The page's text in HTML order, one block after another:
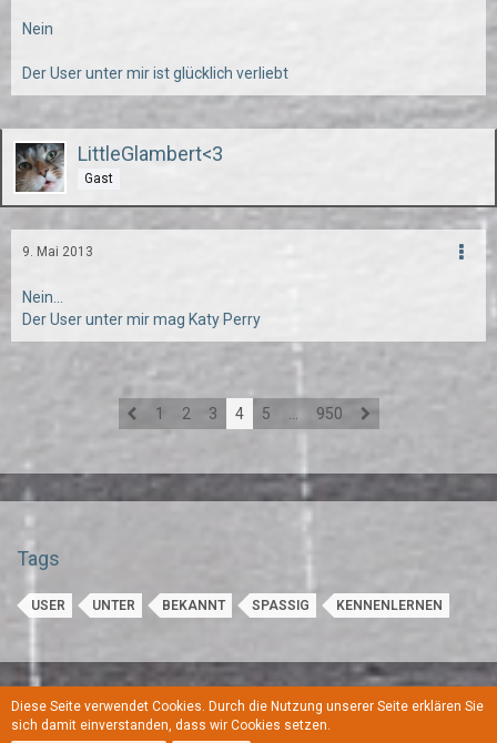
Nein
Der User unter mir ist glücklich verliebt
LittleGlambert<3
Gast
9. Mai 2013
Nein...
Der User unter mir mag Katy Perry
1 2 3 4 5 950
Tags
USER UNTER BEKANNT SPASSIG KENNENLERNEN
Regeln Datenschutzerklärung Kontakt
Diese Seite verwendet Cookies. Durch die Nutzung unserer Seite erklären Sie
sich damit einverstanden, dass wir Cookies setzen.